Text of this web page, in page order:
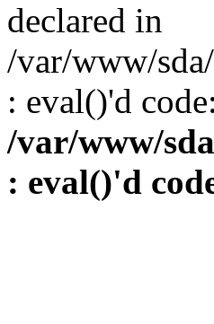
declared in
/var/www/
: eval()'d
/var/www/
: eval()'d